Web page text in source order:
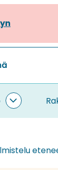
alasivut